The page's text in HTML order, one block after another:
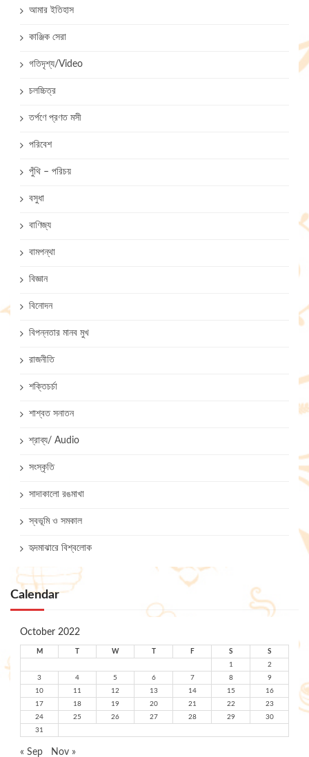
আমার ইতিহাস
কাঞ্জিক সেরা
গতিদৃশ্য/Video
চলচ্চিত্র
তর্পণে প্রণত মসী
পরিবেশ
পুঁথি – পরিচয়
বসুধা
বাণিজ্য
বামপন্থা
বিজ্ঞান
বিনোদন
বিপন্নতার মানব মুখ
রাজনীতি
শক্তিচর্চা
শাশ্বত সনাতন
শ্রাব্য/ Audio
সংস্কৃতি
সাদাকালো রঙমাখা
স্বভূমি ও সমকাল
হৃদমাঝারে বিশ্বলোক
Calendar
October 2022
M W F S
S
1
2
3
4 5 6 7 8
9
10
11 12 13 14 15
16
17
18 19 20 21 22
23
24
25 26 27 28 29
30
31
« Sep Nov »